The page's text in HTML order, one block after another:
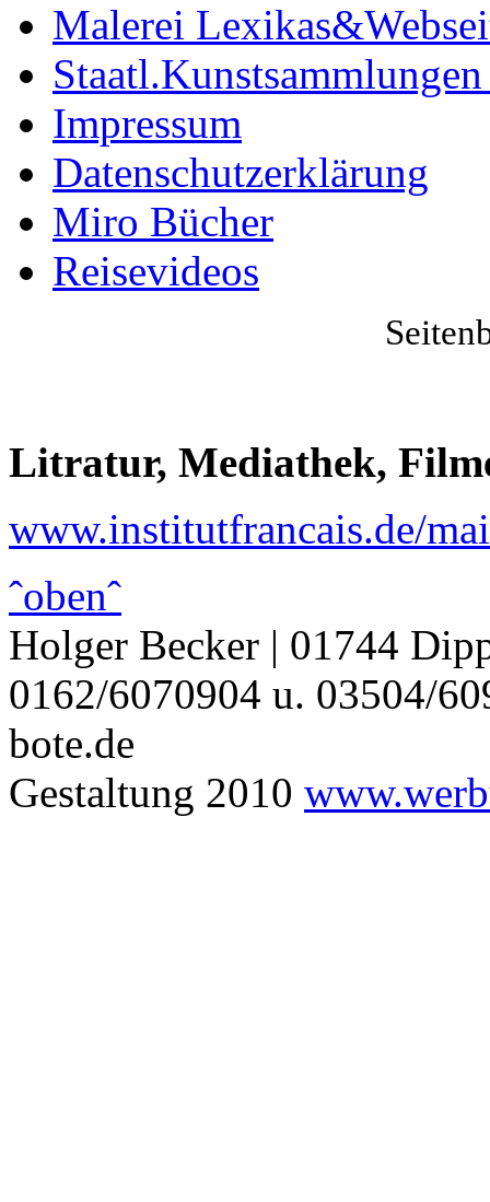
Malerei
Impressum
Datenschutzerklärung
Miro Bücher
Reisevideos
Litratur, Mediathek,
www.institutfrancais.de/
ˆobenˆ
Holger Becker | 01744
0162/6070904 u. 03504/
bote.de
Gestaltung 2010